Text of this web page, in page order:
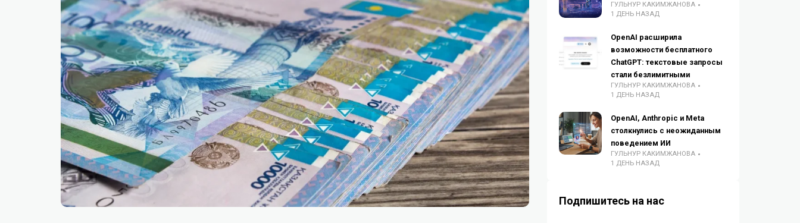
ГУЛЬНУР КАКИМЖАНОВА
1 ДЕНЬ НАЗАД
OpenAI расширила
возможности бесплатного
ChatGPT: текстовые запросы
стали безлимитными
ГУЛЬНУР КАКИМЖАНОВА
1 ДЕНЬ НАЗАД
OpenAI, Anthropic и Meta
столкнулись с неожиданным
поведением ИИ
ГУЛЬНУР КАКИМЖАНОВА
1 ДЕНЬ НАЗАД
Подпишитесь на нас